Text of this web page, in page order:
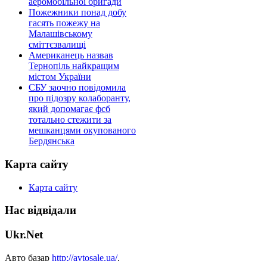
Пожежники понад добу
гасять пожежу на
Малашівському
сміттєзвалищі
Американець назвав
Тернопіль найкращим
містом України
СБУ заочно повідомила
про підозру колаборанту,
який допомагає фсб
тотально стежити за
мешканцями окупованого
Бердянська
Карта сайту
Карта сайту
Нас відвідали
Ukr.Net
Авто базар http://avtosale.ua/.